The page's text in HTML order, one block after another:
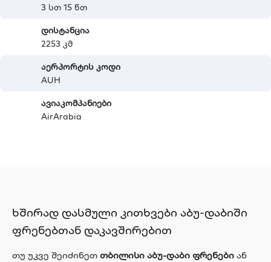
3 სთ 15 წთ
დისტანცია
2253 კმ
აერპორტის კოდი
AUH
ავიაკომპანიები
AirArabia
ხშირად დასმული კითხვები აბუ-დაბიში
ფრენებთან დაკავშირებით
თუ უკვე შეიძინეთ თბილისი აბუ-დაბი ფრენები ან